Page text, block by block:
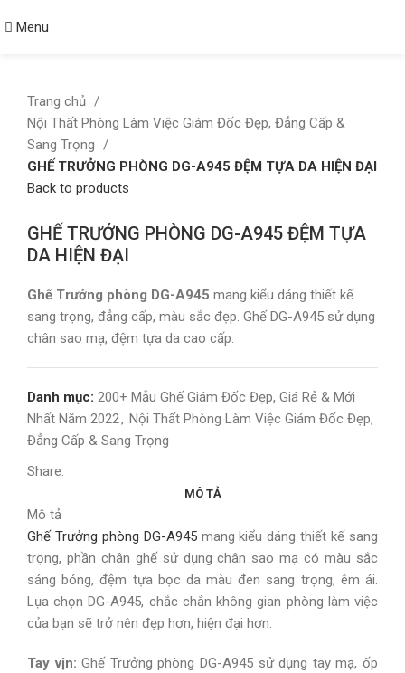
Menu
Trang chủ
Nội Thất Phòng Làm Việc Giám Đốc Đẹp, Đẳng Cấp &
Sang Trọng
GHẾ TRƯỞNG PHÒNG DG-A945 ĐỆM TỰA DA HIỆN ĐẠI
Back to products
GHẾ TRƯỞNG PHÒNG DG-A945 ĐỆM TỰA
DA HIỆN ĐẠI
Ghế Trưởng phòng DG-A945 mang kiểu dáng thiết kế
sang trọng, đẳng cấp, màu sắc đẹp. Ghế DG-A945 sử dụng
chân sao mạ, đệm tựa da cao cấp.
Danh mục: 200+ Mẫu Ghế Giám Đốc Đẹp, Giá Rẻ & Mới
Nhất Năm 2022, Nội Thất Phòng Làm Việc Giám Đốc Đẹp,
Đẳng Cấp & Sang Trọng
Share:
MÔ TẢ
Mô tả
Ghế Trưởng phòng DG-A945mang kiểu dáng thiết kế sang
trọng, phần chân ghế sử dụng chân sao mạ có màu sắc
sáng bóng, đệm tựa bọc da màu đen sang trọng, êm ái.
Lụa chọn DG-A945, chắc chắn không gian phòng làm việc
của bạn sẽ trở nên đẹp hơn, hiện đại hơn.
Tay vịn:Ghế Trưởng phòng DG-A945 sử dụng tay mạ, ốp